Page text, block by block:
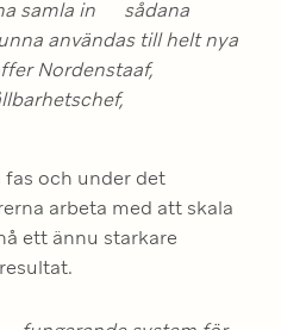
samla in      sådana
användas till helt nya
Nordenstaaf,
fas och under det
arbeta med att skala
ett ännu starkare